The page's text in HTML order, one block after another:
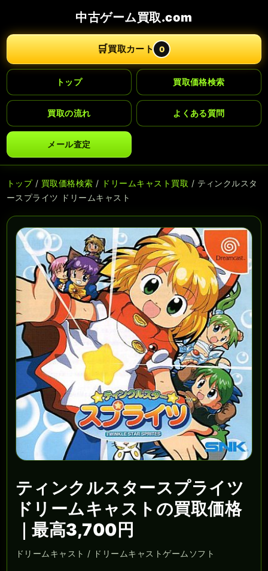
中古ゲーム買取.com
🛒買取カート 0
トップ 買取価格検索
買取の流れ よくある質問
メール査定
トップ/ 買取価格検索 / ドリームキャスト買取 / ティンクルスタ
ースプライツ ドリームキャスト
ティンクルスタースプライツ
ドリームキャストの買取価格
｜最高3,700円
ドリームキャスト / ドリームキャストゲームソフト